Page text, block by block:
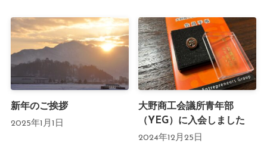
新年のご挨拶
2025年1月1日
大野商工会議所青年部
（YEG）に入会しました
2024年12月25日